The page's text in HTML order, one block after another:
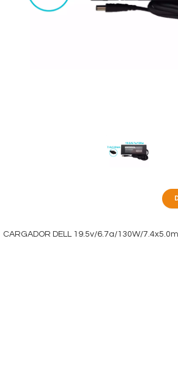
CARGADOR DELL 19.5v/6.7a/130W/